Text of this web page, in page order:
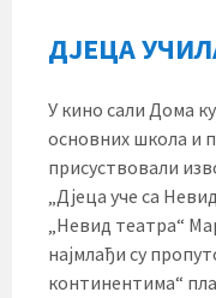
ДЈЕЦА
У кино сали Дома
основних школа и
присуствовали
„Дјеца уче са
„Невид театра“
најмлађи су
континентима“